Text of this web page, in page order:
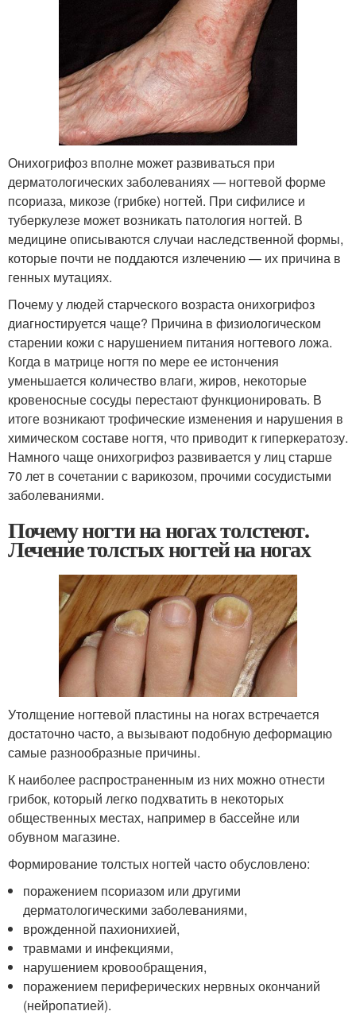
Онихогрифоз вполне может развиваться при
дерматологических заболеваниях — ногтевой форме
псориаза, микозе (грибке) ногтей. При сифилисе и
туберкулезе может возникать патология ногтей. В
медицине описываются случаи наследственной формы,
которые почти не поддаются излечению — их причина в
генных мутациях.
Почему у людей старческого возраста онихогрифоз
диагностируется чаще? Причина в физиологическом
старении кожи с нарушением питания ногтевого ложа.
Когда в матрице ногтя по мере ее истончения
уменьшается количество влаги, жиров, некоторые
кровеносные сосуды перестают функционировать. В
итоге возникают трофические изменения и нарушения в
химическом составе ногтя, что приводит к гиперкератозу.
Намного чаще онихогрифоз развивается у лиц старше
70 лет в сочетании с варикозом, прочими сосудистыми
заболеваниями.
Почему ногти на ногах толстеют.
Лечение толстых ногтей на ногах
Утолщение ногтевой пластины на ногах встречается
достаточно часто, а вызывают подобную деформацию
самые разнообразные причины.
К наиболее распространенным из них можно отнести
грибок, который легко подхватить в некоторых
общественных местах, например в бассейне или
обувном магазине.
Формирование толстых ногтей часто обусловлено:
поражением псориазом или другими
дерматологическими заболеваниями,
врожденной пахионихией,
травмами и инфекциями,
нарушением кровообращения,
поражением периферических нервных окончаний
(нейропатией).